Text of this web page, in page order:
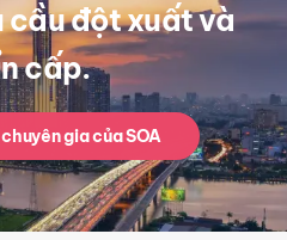
cầu đột xuất và
cấp.
gia của SOA